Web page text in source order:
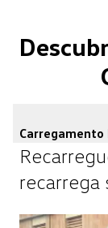
recarrega